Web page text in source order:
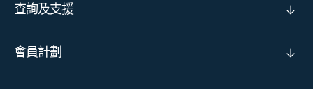
查詢及支援
會員計劃